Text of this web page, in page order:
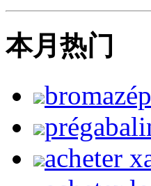
本月热门
acheter